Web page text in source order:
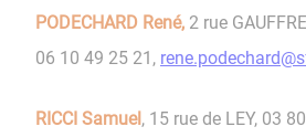
PODECHARD René, 2 rue
06 10 49 25 21,
RICCI Samuel, 15 rue de LEY, 03